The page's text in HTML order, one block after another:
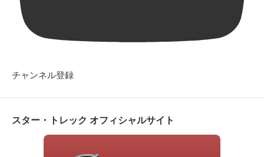
チャンネル登録
スター・トレック オフィシャルサイト